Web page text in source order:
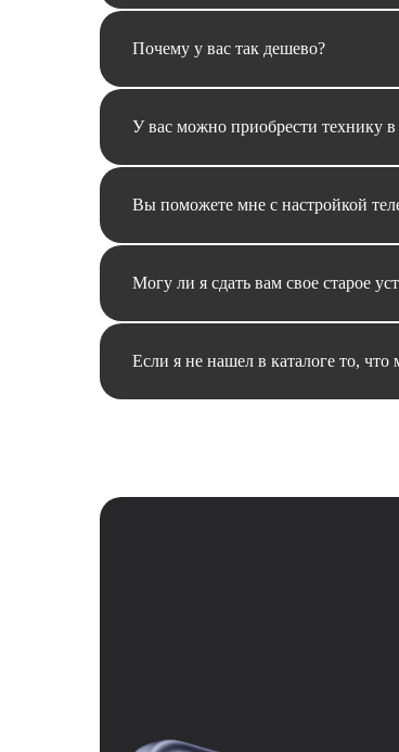
Почему у вас так дешево?
У вас можно приобрести технику в
Вы поможете мне с настройкой
Могу ли я сдать вам свое старое
Если я не нашел в каталоге то,